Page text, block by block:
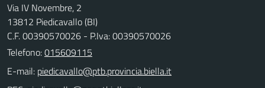
Via IV Novembre, 2
13812 Piedicavallo (BI)
C.F. 00390570026 - P.Iva: 00390570026
Telefono:015609115
E-mail: